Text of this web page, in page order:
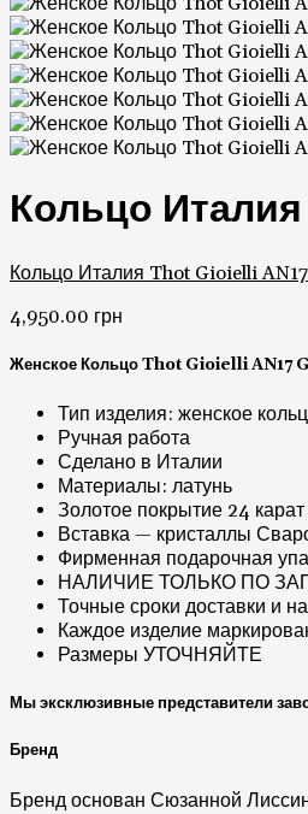
Кольцо
Кольцо Италия Thot Gioielli
4,950.00 грн
Женское Кольцо Thot Gioielli AN17
Тип изделия: женское
Ручная работа
Сделано в Италии
Материалы: латунь
Золотое покрытие 24 карат
Вставка — кристаллы
Фирменная подарочная
НАЛИЧИЕ ТОЛЬКО ПО
Точные сроки доставки и
Каждое изделие
Размеры УТОЧНЯЙТЕ
Мы эксклюзивные представители
Бренд
Бренд основан Сюзанной